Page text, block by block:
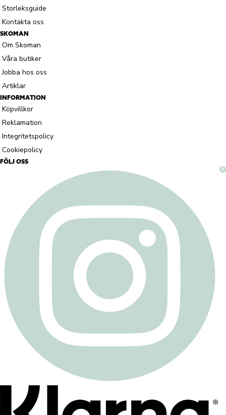
Storleksguide
Kontakta oss
SKOMAN
Om Skoman
Våra butiker
Jobba hos oss
Artiklar
INFORMATION
Köpvillkor
Reklamation
Integritetspolicy
Cookiepolicy
FÖLJ OSS